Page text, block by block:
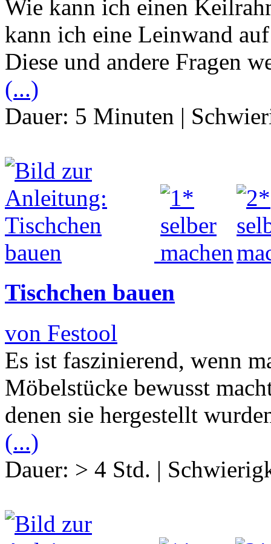
Wie kann ich einen
kann ich eine Leinwand
Diese und andere Fragen
(...)
Dauer: 5 Minuten |
Tischchen bauen
von Festool
Es ist faszinierend, wenn
Möbelstücke bewusst
denen sie hergestellt
(...)
Dauer: > 4 Std. |